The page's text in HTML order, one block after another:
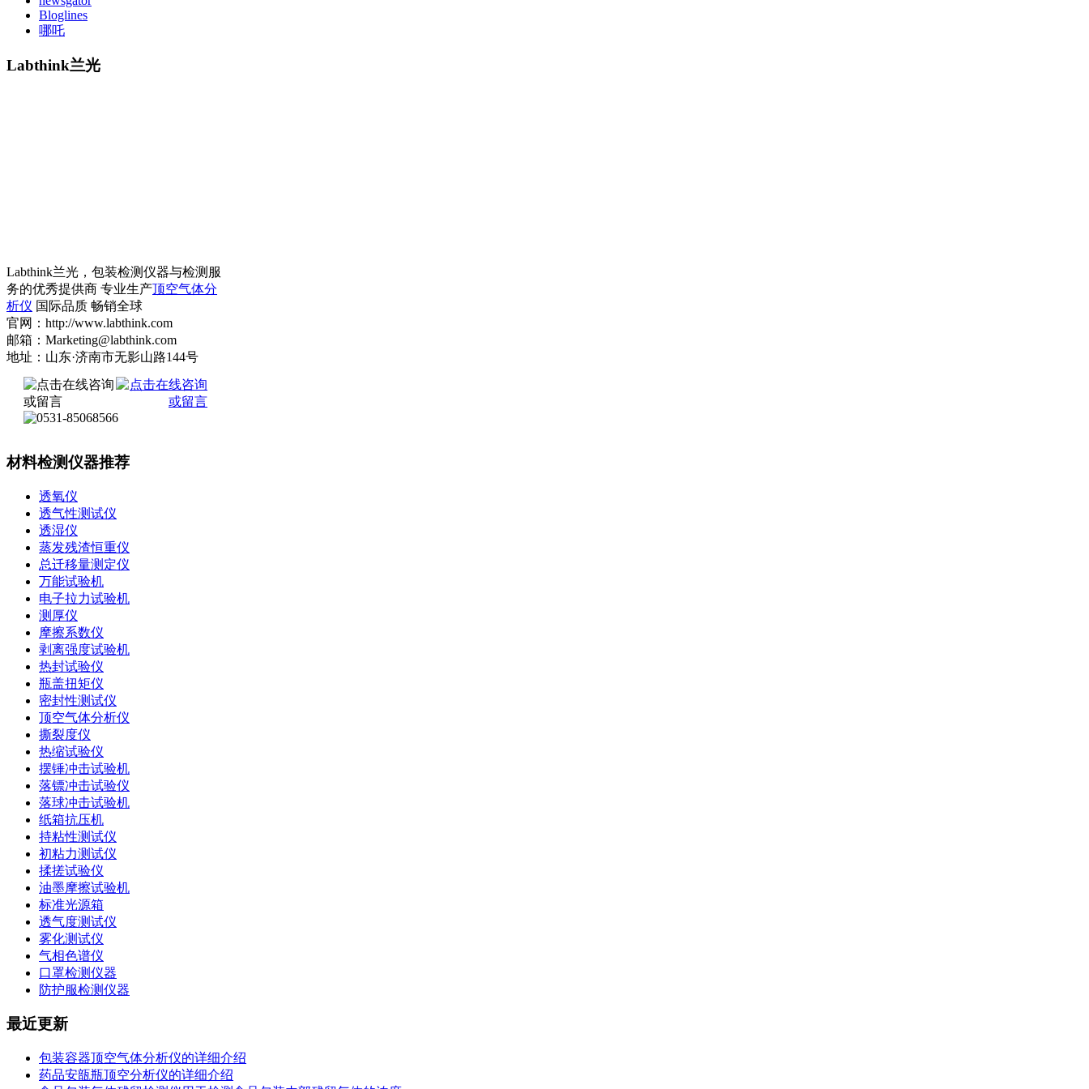
Bloglines
哪吒
Labthink兰光
Labthink兰光，包装检测仪器与检测服
务的优秀提供商 专业生产顶空气体分
析仪 国际品质 畅销全球
官网：http://www.labthink.com
邮箱：Marketing@labthink.com
地址：山东·济南市无影山路144号
材料检测仪器推荐
透氧仪
透气性测试仪
透湿仪
蒸发残渣恒重仪
总迁移量测定仪
万能试验机
电子拉力试验机
测厚仪
摩擦系数仪
剥离强度试验机
热封试验仪
瓶盖扭矩仪
密封性测试仪
顶空气体分析仪
撕裂度仪
热缩试验仪
摆锤冲击试验机
落镖冲击试验仪
落球冲击试验机
纸箱抗压机
持粘性测试仪
初粘力测试仪
揉搓试验仪
油墨摩擦试验机
标准光源箱
透气度测试仪
雾化测试仪
气相色谱仪
口罩检测仪器
防护服检测仪器
最近更新
包装容器顶空气体分析仪的详细介绍
药品安瓿瓶顶空分析仪的详细介绍